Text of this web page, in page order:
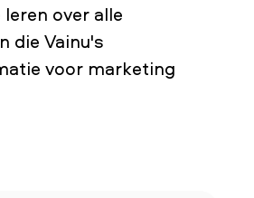
over alle
die Vainu's
voor marketing